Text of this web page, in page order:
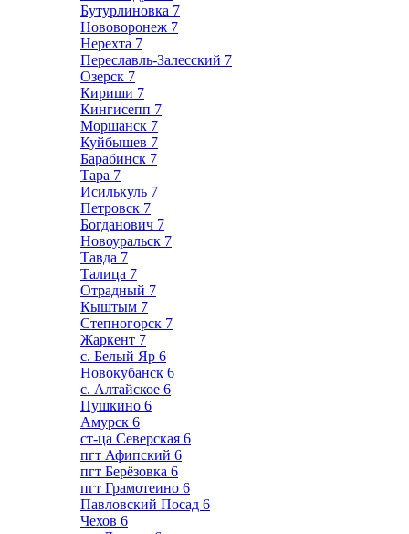
Бутурлиновка 7
Нововоронеж 7
Нерехта 7
Переславль-Залесский 7
Озерск 7
Кириши 7
Кингисепп 7
Моршанск 7
Куйбышев 7
Барабинск 7
Тара 7
Исилькуль 7
Петровск 7
Богданович 7
Новоуральск 7
Тавда 7
Талица 7
Отрадный 7
Кыштым 7
Степногорск 7
Жаркент 7
с. Белый Яр 6
Новокубанск 6
с. Алтайское 6
Пушкино 6
Амурск 6
ст-ца Северская 6
пгт Афипский 6
пгт Берёзовка 6
пгт Грамотеино 6
Павловский Посад 6
Чехов 6